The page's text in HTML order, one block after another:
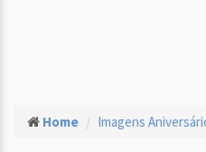
Home Imagens